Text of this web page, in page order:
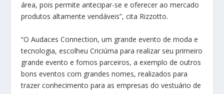
área, pois permite antecipar-se e oferecer ao mercado
produtos altamente vendáveis”, cita Rizzotto.
“O Audaces Connection, um grande evento de moda e
tecnologia, escolheu Criciúma para realizar seu primeiro
grande evento e fomos parceiros, a exemplo de outros
bons eventos com grandes nomes, realizados para
trazer conhecimento para as empresas do vestuário de